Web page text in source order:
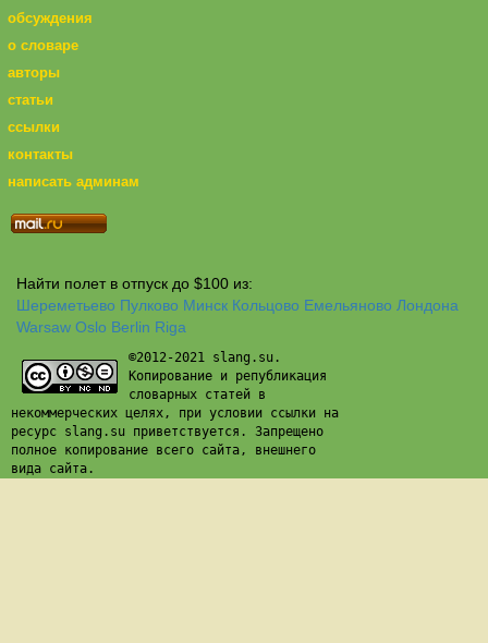
обсуждения
о словаре
авторы
статьи
ссылки
контакты
написать админам
Найти полет в отпуск до $100 из:
Шереметьево Пулково Минск Кольцово Емельяново Лондона
Warsaw Oslo Berlin Riga
©2012-2021 slang.su.
Копирование и републикация
словарных статей в
некоммерческих целях, при условии ссылки на
ресурс slang.su приветствуется. Запрещено
полное копирование всего сайта, внешнего
вида сайта.